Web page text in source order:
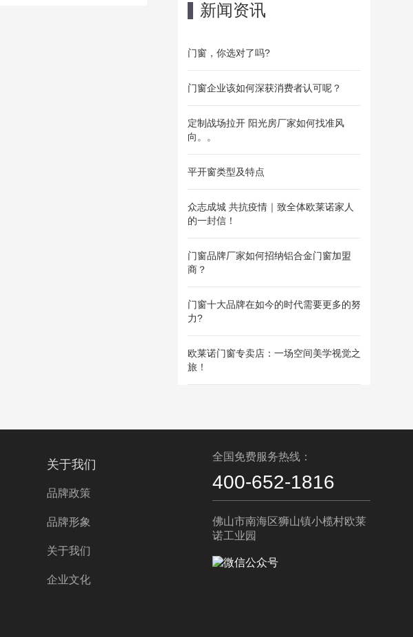
新闻资讯
门窗，你选对了吗?
门窗企业该如何深获消费者认可呢？
定制战场拉开 阳光房厂家如何找准风
向。。
平开窗类型及特点
众志成城 共抗疫情｜致全体欧莱诺家人
的一封信！
门窗品牌厂家如何招纳铝合金门窗加盟
商？
门窗十大品牌在如今的时代需要更多的努
力?
欧莱诺门窗专卖店：一场空间美学视觉之
旅！
关于我们
品牌政策
品牌形象
关于我们
企业文化
全国免费服务热线：
400-652-1816
佛山市南海区狮山镇小榄村欧莱
诺工业园